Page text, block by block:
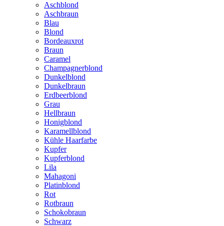
Aschblond
Aschbraun
Blau
Blond
Bordeauxrot
Braun
Caramel
Champagnerblond
Dunkelblond
Dunkelbraun
Erdbeerblond
Grau
Hellbraun
Honigblond
Karamellblond
Kühle Haarfarbe
Kupfer
Kupferblond
Lila
Mahagoni
Platinblond
Rot
Rotbraun
Schokobraun
Schwarz